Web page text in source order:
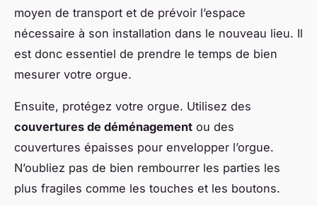
moyen de transport et de prévoir l’espace
nécessaire à son installation dans le nouveau lieu. Il
est donc essentiel de prendre le temps de bien
mesurer votre orgue.
Ensuite, protégez votre orgue. Utilisez des
couvertures de déménagement ou des
couvertures épaisses pour envelopper l’orgue.
N’oubliez pas de bien rembourrer les parties les
plus fragiles comme les touches et les boutons.